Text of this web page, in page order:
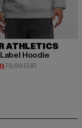
ATHLETICS
Hoodie
Preis: 71,99 EUR
79,99 EURAktionspreis: